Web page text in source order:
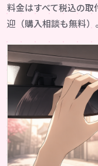
料金はすべて税込の
迎（購入相談も無料）